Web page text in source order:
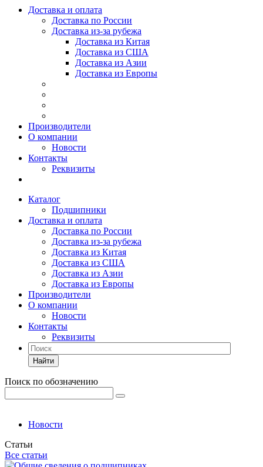
Доставка и оплата
Доставка по России
Доставка из-за рубежа
Доставка из Китая
Доставка из США
Доставка из Азии
Доставка из Европы
Производители
О компании
Новости
Контакты
Реквизиты
Каталог
Подшипники
Доставка и оплата
Доставка по России
Доставка из-за рубежа
Доставка из Китая
Доставка из США
Доставка из Азии
Доставка из Европы
Производители
О компании
Новости
Контакты
Реквизиты
Найти
Поиск по обозначению
Новости
Статьи
Все статьи